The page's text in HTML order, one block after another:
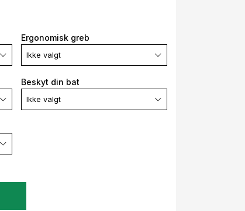
Ergonomisk greb
Ikke valgt
Beskyt din bat
Ikke valgt